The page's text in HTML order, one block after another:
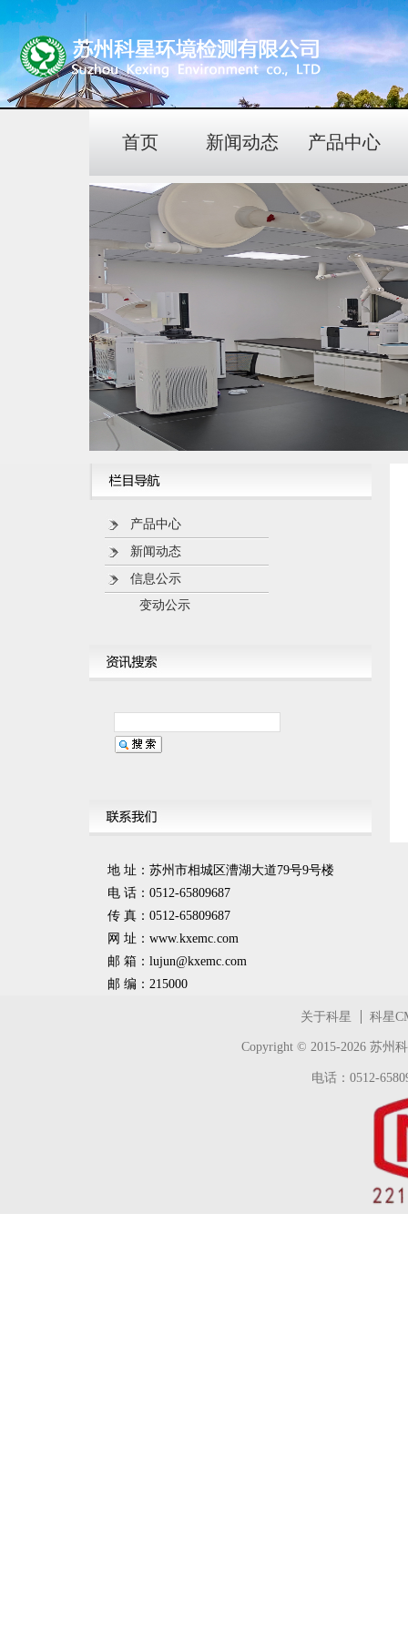
首页 新闻动态 产品中心
产品中心
新闻动态
信息公示
变动公示
地 址：苏州市相城区漕湖大道79号9号楼
电 话：0512-65809687
传 真：0512-65809687
网 址：www.kxemc.com
邮 箱： lujun@kxemc.com
邮 编：215000
关于科星 科星
Copyright © 2015-2026 苏州
电话：0512-